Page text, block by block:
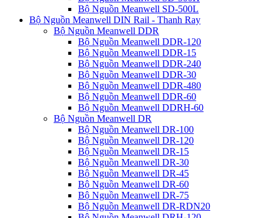
Bộ Nguồn Meanwell SD-500L
Bộ Nguồn Meanwell DIN Rail - Thanh Ray
Bộ Nguồn Meanwell DDR
Bộ Nguồn Meanwell DDR-120
Bộ Nguồn Meanwell DDR-15
Bộ Nguồn Meanwell DDR-240
Bộ Nguồn Meanwell DDR-30
Bộ Nguồn Meanwell DDR-480
Bộ Nguồn Meanwell DDR-60
Bộ Nguồn Meanwell DDRH-60
Bộ Nguồn Meanwell DR
Bộ Nguồn Meanwell DR-100
Bộ Nguồn Meanwell DR-120
Bộ Nguồn Meanwell DR-15
Bộ Nguồn Meanwell DR-30
Bộ Nguồn Meanwell DR-45
Bộ Nguồn Meanwell DR-60
Bộ Nguồn Meanwell DR-75
Bộ Nguồn Meanwell DR-RDN20